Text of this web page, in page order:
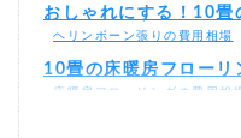
おしゃれにする！10畳
ヘリンボーン張りの費用相場
10畳の床暖房フローリ
床暖房フローリングの費用相